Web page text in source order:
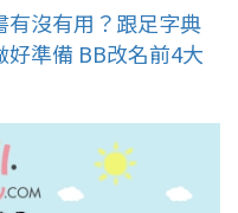
有沒有用？跟足字典
準備 BB改名前4大